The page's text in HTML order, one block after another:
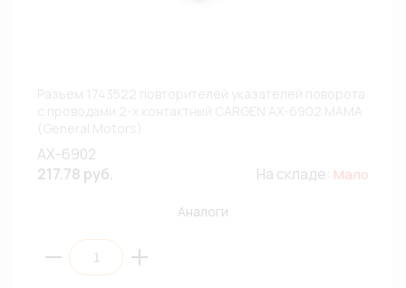
AX-6902
217.78 руб.
На складе: Мало
Аналоги